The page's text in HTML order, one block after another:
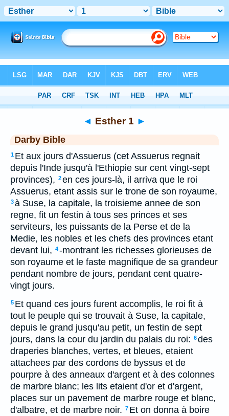
> Esther 1
◄ Esther 1 ►
Darby Bible
1 Et aux jours d'Assuerus (cet Assuerus regnait
depuis l'Inde jusqu'à l'Ethiopie sur cent vingt-sept
provinces), 2en ces jours-là, il arriva que le roi
Assuerus, etant assis sur le trone de son royaume,
3à Suse, la capitale, la troisieme annee de son
regne, fit un festin à tous ses princes et ses
serviteurs, les puissants de la Perse et de la
Medie, les nobles et les chefs des provinces etant
devant lui, 4-montrant les richesses glorieuses de
son royaume et le faste magnifique de sa grandeur
pendant nombre de jours, pendant cent quatre-
vingt jours.
5 Et quand ces jours furent accomplis, le roi fit à
tout le peuple qui se trouvait à Suse, la capitale,
depuis le grand jusqu'au petit, un festin de sept
jours, dans la cour du jardin du palais du roi: 6des
draperies blanches, vertes, et bleues, etaient
attachees par des cordons de byssus et de
pourpre à des anneaux d'argent et à des colonnes
de marbre blanc; les lits etaient d'or et d'argent,
places sur un pavement de marbre rouge et blanc,
d'albatre, et de marbre noir. 7 Et on donna à boire